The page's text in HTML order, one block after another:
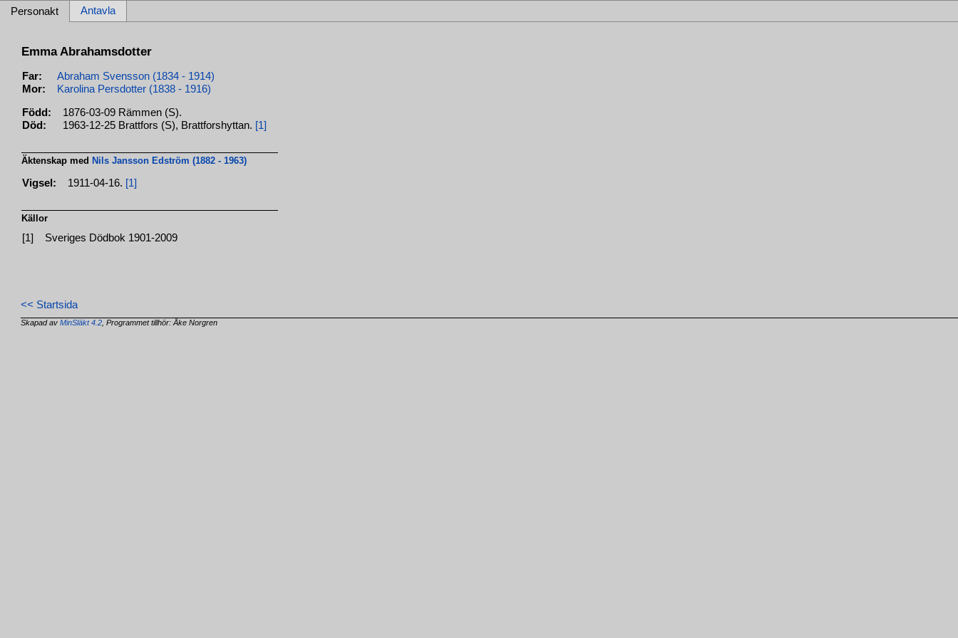
Personakt Antavla
Emma Abrahamsdotter
Far:
Abraham Svensson (1834 - 1914)
Mor:
Karolina Persdotter (1838 - 1916)
Född:
1876-03-09 Rämmen (S).
Död:
1963-12-25 Brattfors (S), Brattforshyttan. [1]
Äktenskap med Nils Jansson Edström (1882 - 1963)
Vigsel: 1911-04-16. [1]
Källor
[1] Sveriges Dödbok 1901-2009
<< Startsida
Skapad avMinSläkt 4.2 , Programmet tillhör: Åke Norgren